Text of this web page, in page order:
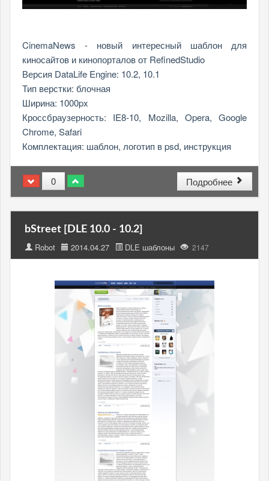
CinemaNews - новый интересный шаблон для
киносайтов и кинопорталов от RefinedStudio
Версия DataLife Engine: 10.2, 10.1
Тип верстки: блочная
Ширина: 1000px
Кроссбраузерность: IE8-10, Mozilla, Opera, Google
Chrome, Safari
Комплектация: шаблон, логотип в psd, инструкция
0 Подробнее
bStreet [DLE 10.0 - 10.2]
Robot 2014.04.27 DLE шаблоны 2147